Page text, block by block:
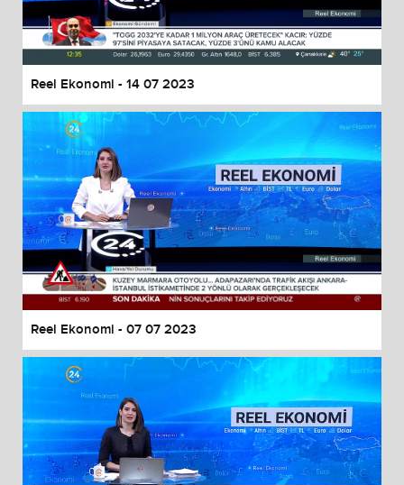
End of dialog window.
Reel Ekonomi - 14 07 2023
Reel Ekonomi - 07 07 2023